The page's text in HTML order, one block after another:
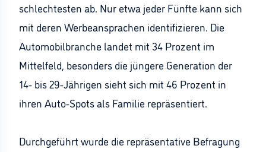
schlechtesten ab. Nur etwa jeder Fünfte kann sich
mit deren Werbeansprachen identifizieren. Die
Automobilbranche landet mit 34 Prozent im
Mittelfeld, besonders die jüngere Generation der
14- bis 29-Jährigen sieht sich mit 46 Prozent in
ihren Auto-Spots als Familie repräsentiert.
Durchgeführt wurde die repräsentative Befragung